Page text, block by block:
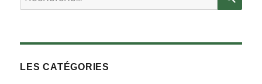
LES CATÉGORIES